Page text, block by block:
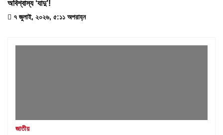
অবিশ্বাস্য ‘যাদু’!
৭ জুলাই, ২০২৬, ৫:১১ অপরাহ্ন
জাতীয়